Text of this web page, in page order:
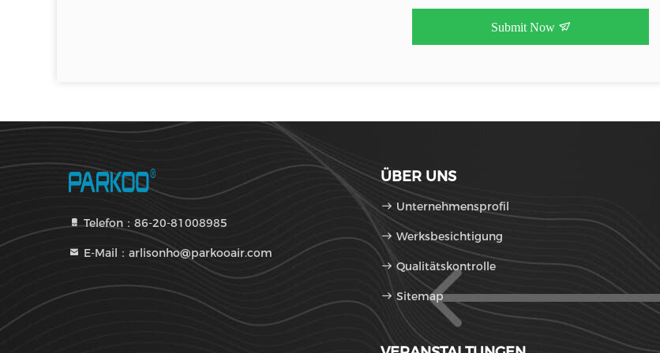
Submit Now
Telefon：86-20-81008985
E-Mail：arlisonho@parkooair.com
ÜBER UNS
Unternehmensprofil
Werksbesichtigung
Qualitätskontrolle
Sitemap